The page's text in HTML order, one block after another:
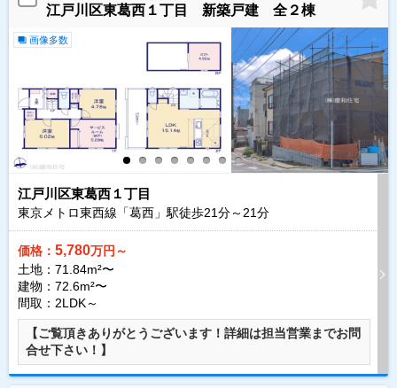
江戸川区東葛西１丁目 新築戸建 全２棟
画像多数
江戸川区東葛西１丁目
東京メトロ東西線「葛西」駅徒歩21分～ 21分
価格： 5,780万円～
土地：71.84m²〜
建物：72.6m²〜
間取：2LDK～
【ご覧頂きありがとうございます！詳細は担当営業までお問
合せ下さい！】